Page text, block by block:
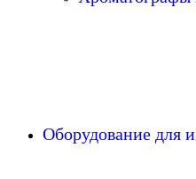
Оборудование для